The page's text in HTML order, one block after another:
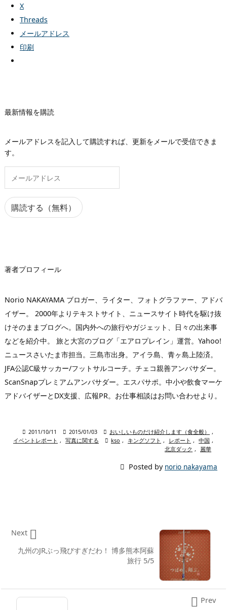
X
Threads
メールアドレス
印刷
最新情報を購読
メールアドレスを記入して購読すれば、更新をメールで受信できま
す。
ア
ド
購読する（無料）
著者プロフィール
Norio NAKAYAMA ブロガー、ライター、フォトグラファー、アドバ
イザー。 2000年よりテキストサイト、ニュースサイト時代を駆け抜
けそのままブログへ。国内外への旅行やガジェット、日々の出来事
などを紹介中。 旅と大宮のブログ「エアロプレイン」運営。Yahoo!
ニュースさいたま市担当。三島市出身。アイラ島、青ヶ島上陸済。
JFA公認C級サッカー/フットサルコーチ。チェコ親善アンバサダー。
ScanSnapプレミアムアンバサダー。エスパサポ。中小や飲食マーケ
アドバイザーとDX支援、広報PR。お仕事相談はお問い合わせより。
 2011/10/11  2015/01/03  おいしいものだけ紹介します（食全般）
,
イベントレポート , 写真に関する  kso , キングソフト , レポート , 中国 ,
北京ダック , 麗華
 Posted by norio nakayama
九州のJRぶっ飛びすぎだわ！ 博多熊本阿蘇
旅行 5/5

Next
 Prev